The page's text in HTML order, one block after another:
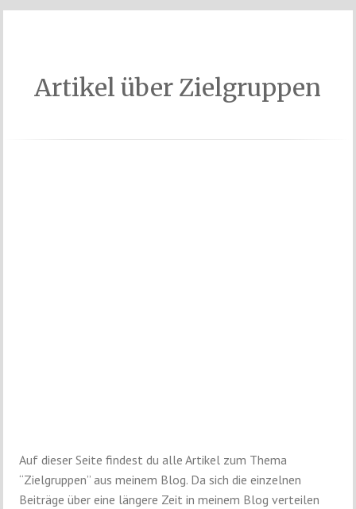
Artikel über Zielgruppen
Auf dieser Seite findest du alle Artikel zum Thema
“Zielgruppen” aus meinem Blog. Da sich die einzelnen
Beiträge über eine längere Zeit in meinem Blog verteilen